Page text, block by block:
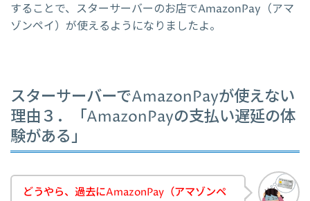
することで、スターサーバーのお店でAmazonPay（アマ
ゾンペイ）が使えるようになりましたよ。
スターサーバーでAmazonPayが使えない
理由３．「AmazonPayの支払い遅延の体
験がある」
どうやら、過去にAmazonPay（アマゾンペ